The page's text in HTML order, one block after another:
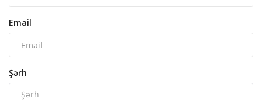
Email
Şərh